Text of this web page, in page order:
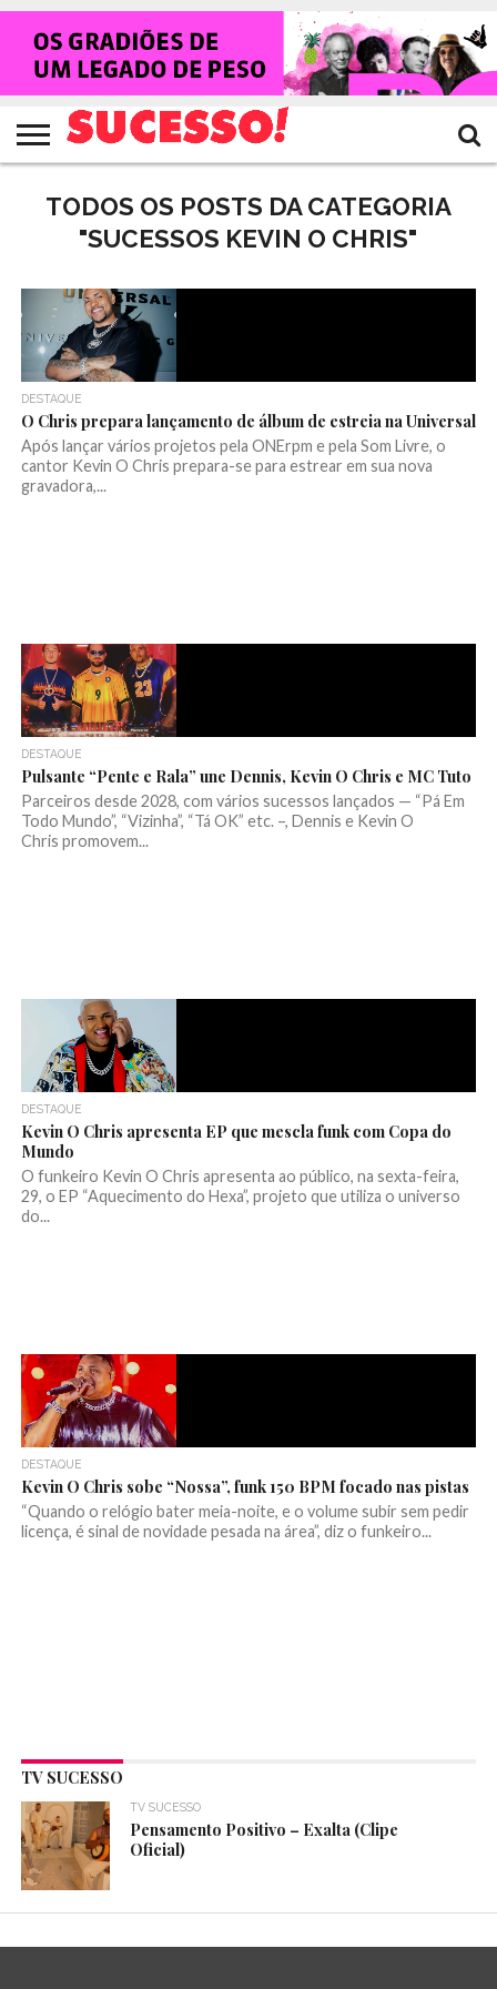
HOME
NOTÍCIAS
SHOWS
ENTREVISTAS
CLIQUES
RANKING
CROWLEY
TV
SUCESSO!
REVISTA
SUCESSO!
TODOS OS POSTS DA CATEGORIA
"SUCESSOS KEVIN O CHRIS"
DESTAQUE
O Chris prepara lançamento de álbum de estreia na Universal
Após lançar vários projetos pela ONErpm e pela Som Livre, o
cantor Kevin O Chris prepara-se para estrear em sua nova
gravadora,...
DESTAQUE
Pulsante “Pente e Rala” une Dennis, Kevin O Chris e MC Tuto
Parceiros desde 2028, com vários sucessos lançados — “Pá Em
Todo Mundo”, “Vizinha”, “Tá OK” etc. –, Dennis e Kevin O
Chris promovem...
DESTAQUE
Kevin O Chris apresenta EP que mescla funk com Copa do
Mundo
O funkeiro Kevin O Chris apresenta ao público, na sexta-feira,
29, o EP “Aquecimento do Hexa”, projeto que utiliza o universo
do...
DESTAQUE
Kevin O Chris sobe “Nossa”, funk 150 BPM focado nas pistas
“Quando o relógio bater meia-noite, e o volume subir sem pedir
licença, é sinal de novidade pesada na área”, diz o funkeiro...
TV SUCESSO
TV SUCESSO
Pensamento Positivo – Exalta (Clipe
Oficial)